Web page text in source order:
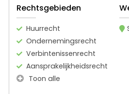
Rechtsgebieden
Huurrecht
Ondernemingsrecht
Verbintenissenrecht
Aansprakelijkheidsrecht
Toon alle